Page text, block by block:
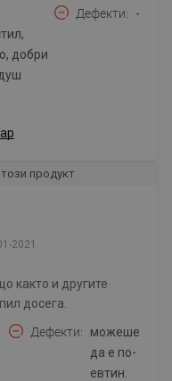
добри
Дефекти -
продукт
2021
както и другите
досега.
Дефекти
можеше
да е по-
евтин.